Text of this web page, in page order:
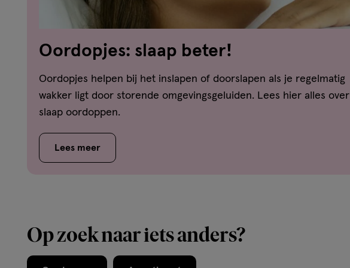
Oordopjes: slaap beter!
Oordopjes helpen bij het inslapen of doorslapen als je regelmatig
wakker ligt door storende omgevingsgeluiden. Lees hier alles over
slaap oordoppen.
Lees meer
Op zoek naar iets anders?